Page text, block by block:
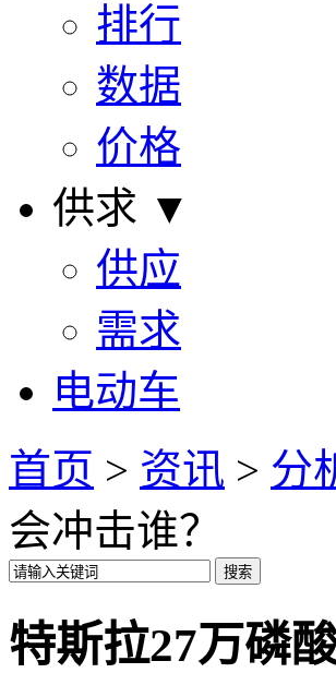
排行
数据
价格
供求 ▼
供应
需求
电动车
首页 > 资讯 > 分
会冲击谁？
特斯拉27万磷